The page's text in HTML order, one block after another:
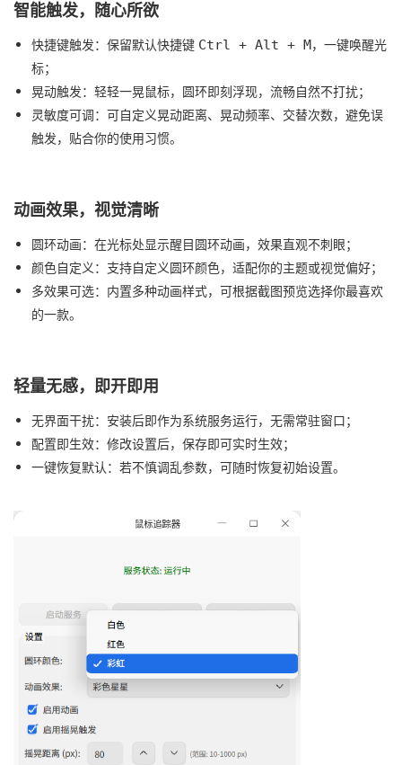
智能触发，随心所欲
快捷键触发：保留默认快捷键 Ctrl + Alt + M，一键唤醒光
标；
晃动触发：轻轻一晃鼠标，圆环即刻浮现，流畅自然不打扰；
灵敏度可调：可自定义晃动距离、晃动频率、交替次数，避免误
触发，贴合你的使用习惯。
动画效果，视觉清晰
圆环动画：在光标处显示醒目圆环动画，效果直观不刺眼；
颜色自定义：支持自定义圆环颜色，适配你的主题或视觉偏好；
多效果可选：内置多种动画样式，可根据截图预览选择你最喜欢
的一款。
轻量无感，即开即用
无界面干扰：安装后即作为系统服务运行，无需常驻窗口；
配置即生效：修改设置后，保存即可实时生效；
一键恢复默认：若不慎调乱参数，可随时恢复初始设置。